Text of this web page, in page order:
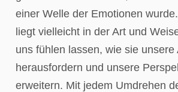
einer Welle der Emotionen
liegt vielleicht in der Art und
uns fühlen lassen, wie sie unsere
herausfordern und unsere
erweitern. Mit jedem Umdrehen